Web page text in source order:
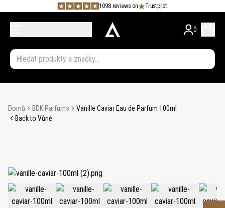
1098 reviews on Trustpilot
0
Domů BDK Parfums
Vanille Caviar Eau de Parfum 100ml
Back to Vůně